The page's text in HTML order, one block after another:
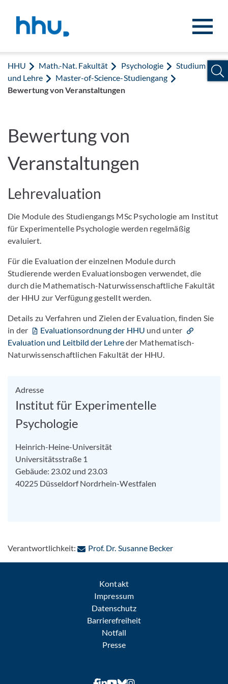
HHU Math.-Nat. Fakultät Psychologie
Studium
und Lehre
Master-of-Science-Studiengang
Bewertung von Veranstaltungen
Bewertung von
Veranstaltungen
Lehrevaluation
Die Module des Studiengangs MSc Psychologie am Institut
für Experimentelle Psychologie werden regelmäßig
evaluiert.
Für die Evaluation der einzelnen Module durch
Studierende werden Evaluationsbogen verwendet, die
durch die Mathematisch-Naturwissenschaftliche Fakultät
der HHU zur Verfügung gestellt werden.
Details zu Verfahren und Zielen der Evaluation, finden Sie
in der
Evaluationsordnung der HHU und unter
Evaluation und Leitbild der Lehreder Mathematisch-
Naturwissenschaftlichen Fakultät der HHU.
Adresse
Institut für Experimentelle
Psychologie
Heinrich-Heine-Universität
Universitätsstraße 1
Gebäude: 23.02 und 23.03
40225 DüsseldorfNordrhein-Westfalen
Verantwortlichkeit: Prof. Dr. Susanne Becker: Per E-Mail
Kontakt
Impressum
Datenschutz
Barrierefreiheit
Notfall
Presse